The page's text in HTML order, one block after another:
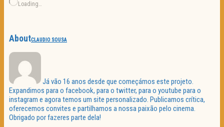
Loading…
AboutCLAUDIO SOUSA
Já vão 16 anos desde que começámos este projeto.
Expandimos para o facebook, para o twitter, para o youtube para o
instagram e agora temos um site personalizado. Publicamos crítica,
oferecemos convites e partilhamos a nossa paixão pelo cinema.
Obrigado por fazeres parte dela!